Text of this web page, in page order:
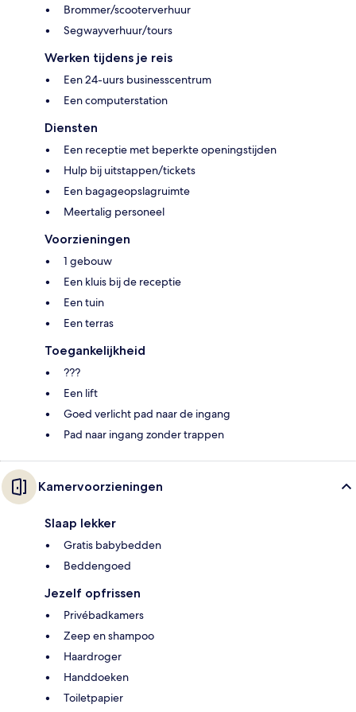
Brommer/scooterverhuur
Segwayverhuur/tours
Werken tijdens je reis
Een 24-uurs businesscentrum
Een computerstation
Diensten
Een receptie met beperkte openingstijden
Hulp bij uitstappen/tickets
Een bagageopslagruimte
Meertalig personeel
Voorzieningen
1 gebouw
Een kluis bij de receptie
Een tuin
Een terras
Toegankelijkheid
???
Een lift
Goed verlicht pad naar de ingang
Pad naar ingang zonder trappen
Kamervoorzieningen
Slaap lekker
Gratis babybedden
Beddengoed
Jezelf opfrissen
Privébadkamers
Zeep en shampoo
Haardroger
Handdoeken
Toiletpapier